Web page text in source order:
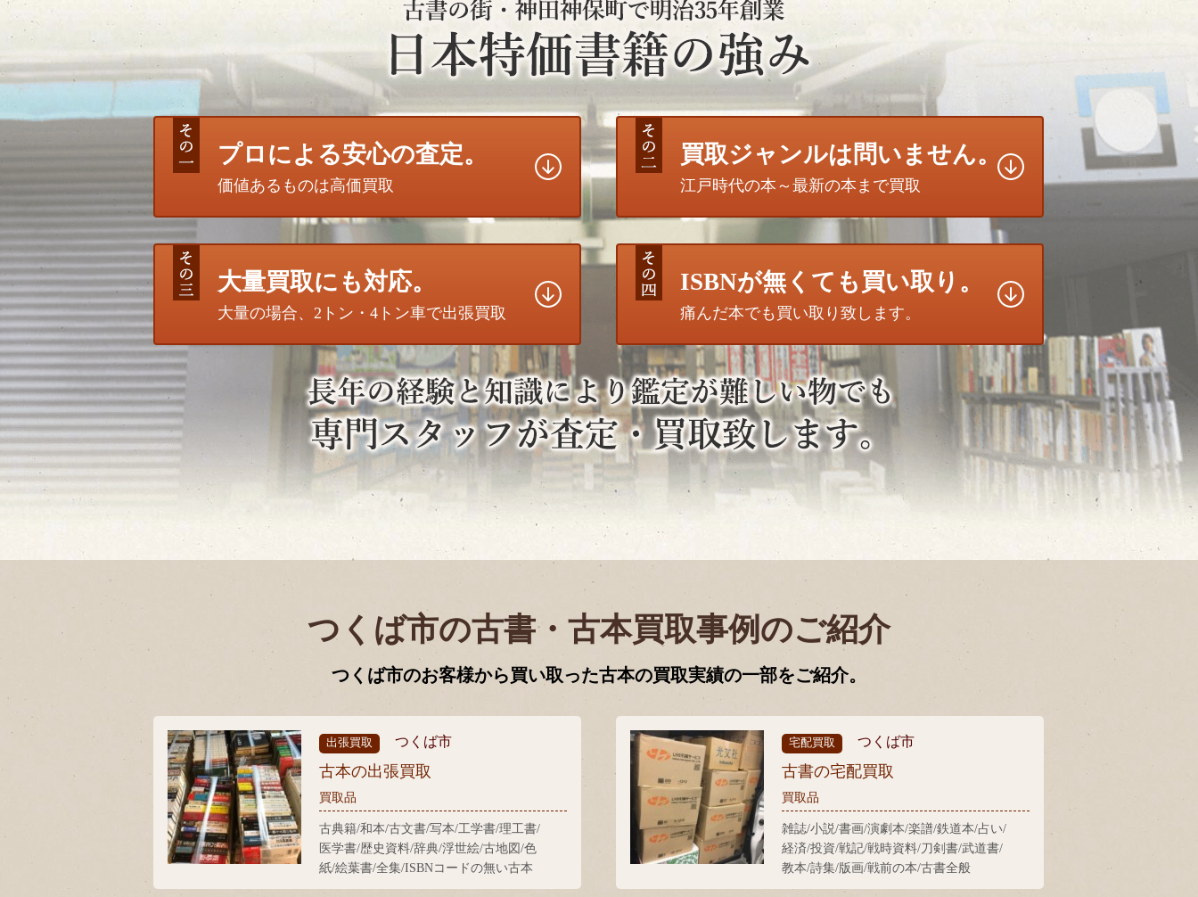
プロによる安心の査定。
価値あるものは高価買取
買取ジャンルは問いません。
江戸時代の本～最新の本まで買取
大量買取にも対応。
大量の場合、2トン・4トン車で出張買取
ISBNが無くても買い取り。
痛んだ本でも買い取り致します。
つくば市の古書・古本買取事例のご紹介
つくば市のお客様から買い取った古本の買取実績の一部をご紹介。
出張買取 つくば市
古本の出張買取
買取品
古典籍/和本/古文書/写本/工学書/理工書/
医学書/歴史資料/辞典/浮世絵/古地図/色
紙/絵葉書/全集/ISBNコードの無い古本
宅配買取 つくば市
古書の宅配買取
買取品
雑誌/小説/書画/演劇本/楽譜/鉄道本/占い/
経済/投資/戦記/戦時資料/刀剣書/武道書/
教本/詩集/版画/戦前の本/古書全般